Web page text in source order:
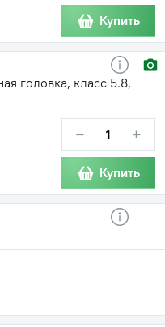
Купить
головка, класс 5.8,
− +
Купить